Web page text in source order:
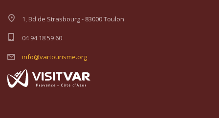
1, Bd de Strasbourg - 83000 Toulon
04 94 18 59 60
info@vartourisme.org